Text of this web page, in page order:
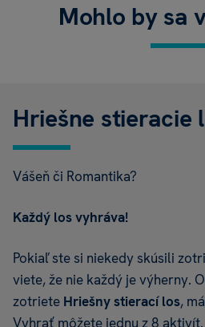
Mohlo by sa
Hriešne stieracie
Vášeň či Romantika?
Každý los vyhráva!
Pokiaľ ste si niekedy skúsili
viete, že nie každý je výherny.
zotriete Hriešny stierací los,
Vyhrať môžete jednu z 8